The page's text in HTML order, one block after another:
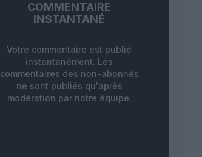
COMMENTAIRE
INSTANTANÉ
Votre commentaire est publié
instantanément. Les
commentaires des non-abonnés
ne sont publiés qu'après
modération par notre équipe.